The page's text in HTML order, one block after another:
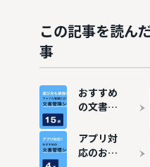
この記事を読ん
事
おすすめ
の文書管
ム15選を
比較！料
アプリ対
応のおす